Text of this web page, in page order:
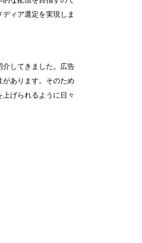
ィア選定を実現しま
介してきました。広告
あります。そのため
げられるように日々